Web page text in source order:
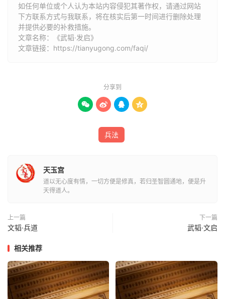
如任何单位或个人认为本站内容侵犯其著作权，请通过网站
下方联系方式与我联系​​，将在核实后第一时间进行删除处理
并提供必要的补救措施。
文章名称：《武韬·发启》
文章链接： https://tianyugong.com/faqi/
分享到
   
兵法
天玉宫
道以无心度有情，一切方便是修真，若归圣智圆通地，便是升
天得道人。
上一篇
文韬·兵道
下一篇
武韬·文启
相关推荐